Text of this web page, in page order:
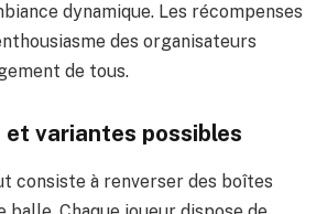
dynamique. Les récompenses
des organisateurs
de tous.
et variantes possibles
consiste à renverser des boîtes